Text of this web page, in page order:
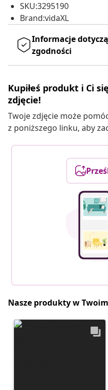
SKU:3295190
Brand:vidaXL
Informacje
zgodności
Kupiłeś produkt i Ci
zdjęcie!
Twoje zdjęcie może
z poniższego linku, aby
Nasze produkty w